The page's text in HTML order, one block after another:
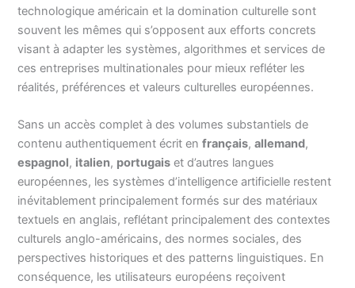
technologique américain et la domination culturelle sont
souvent les mêmes qui s’opposent aux efforts concrets
visant à adapter les systèmes, algorithmes et services de
ces entreprises multinationales pour mieux refléter les
réalités, préférences et valeurs culturelles européennes.
Sans un accès complet à des volumes substantiels de
contenu authentiquement écrit enfrançais,allemand,
espagnol, italien, portugais et d’autres langues
européennes, les systèmes d’intelligence artificielle restent
inévitablement principalement formés sur des matériaux
textuels en anglais, reflétant principalement des contextes
culturels anglo-américains, des normes sociales, des
perspectives historiques et des patterns linguistiques. En
conséquence, les utilisateurs européens reçoivent